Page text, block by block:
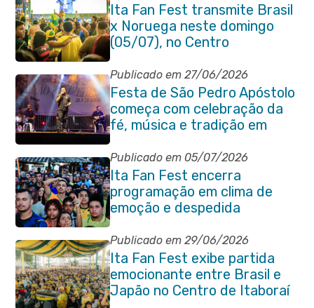
Ita Fan Fest transmite Brasil
x Noruega neste domingo
(05/07), no Centro
Publicado em 27/06/2026
Festa de São Pedro Apóstolo
começa com celebração da
fé, música e tradição em
Venda das Pedras
Publicado em 05/07/2026
Ita Fan Fest encerra
programação em clima de
emoção e despedida
Publicado em 29/06/2026
Ita Fan Fest exibe partida
emocionante entre Brasil e
Japão no Centro de Itaboraí